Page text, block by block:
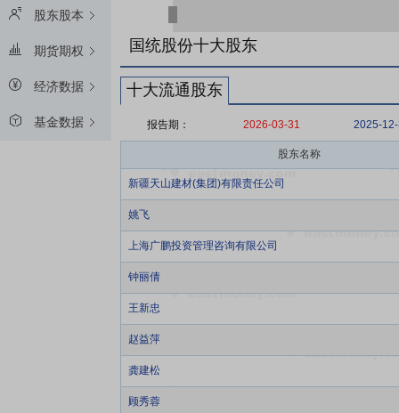
股东股本
期货期权
经济数据
基金数据
国统股份十大股东
十大流通股东
报告期： 2026-03-31 2025-
股东名称
新疆天山建材(集团)有限责任公司
姚飞
上海广鹏投资管理咨询有限公司
钟丽倩
王新忠
赵益萍
龚建松
顾秀蓉